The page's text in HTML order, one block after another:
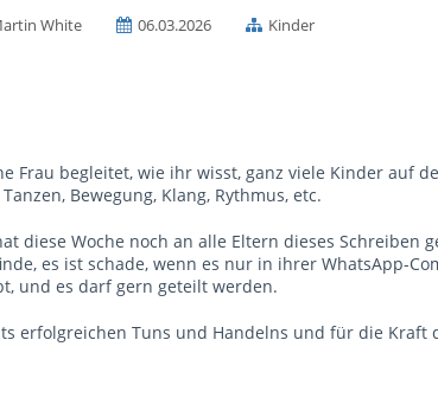
White 06.03.2026 Kinder
Frau begleitet, wie ihr wisst, ganz viele Kinder auf
Bewegung, Klang, Rythmus, etc.
diese Woche noch an alle Eltern dieses Schreiben
es ist schade, wenn es nur in ihrer WhatsApp-
und es darf gern geteilt werden.
erfolgreichen Tuns und Handelns und für die Kraft